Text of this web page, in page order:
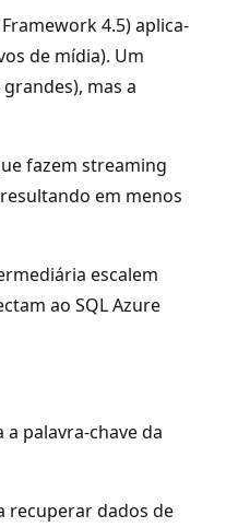
4.5) aplica-
de mídia). Um
mas a
fazem streaming
em menos
escalem
ao SQL Azure
palavra-chave da
recuperar dados de